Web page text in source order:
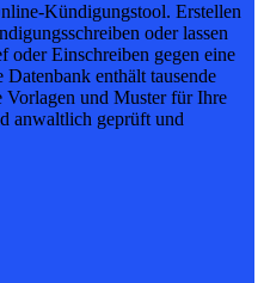
Kündigungstool. Erstellen
oder lassen
oder Einschreiben gegen eine
enthält tausende
Vorlagen und Muster für Ihre
anwaltlich geprüft und